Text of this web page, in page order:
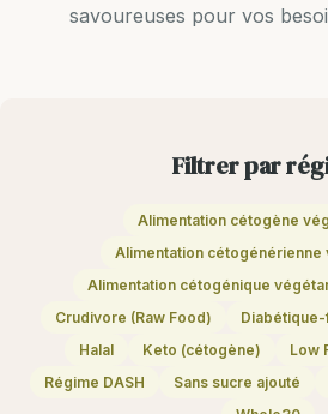
savoureuses pour vos
Filtrer par
Alimentation cétogène
Alimentation cétogénérienne
Alimentation cétogénique
Crudivore (Raw Food)
Halal
Keto (cétogène) Low
Régime DASH
Sans sucre ajouté